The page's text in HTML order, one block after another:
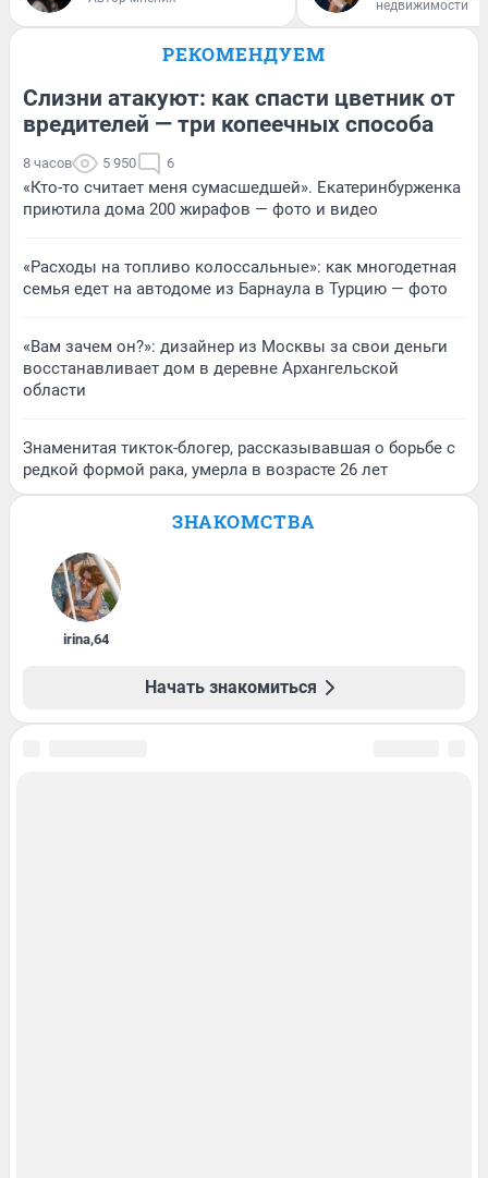
недвижимости
РЕКОМЕНДУЕМ
Слизни атакуют: как спасти цветник от
вредителей — три копеечных способа
8 часов 5 950 6
«Кто-то считает меня сумасшедшей». Екатеринбурженка
приютила дома 200 жирафов — фото и видео
«Расходы на топливо колоссальные»: как многодетная
семья едет на автодоме из Барнаула в Турцию — фото
«Вам зачем он?»: дизайнер из Москвы за свои деньги
восстанавливает дом в деревне Архангельской
области
Знаменитая тикток-блогер, рассказывавшая о борьбе с
редкой формой рака, умерла в возрасте 26 лет
ЗНАКОМСТВА
irina,64
Начать знакомиться